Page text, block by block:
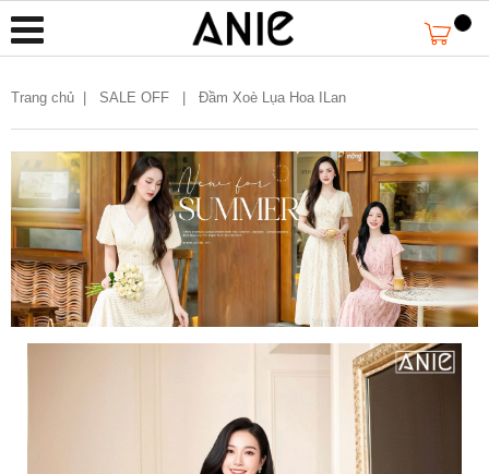
Trang chủ SALE OFF | Đầm Xoè Lụa Hoa ILan